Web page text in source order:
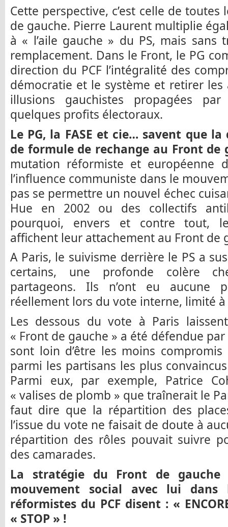
Cette perspective, c’est celle de
de gauche. Pierre Laurent multiplie
à « l’aile gauche » du PS, mais sans
remplacement. Dans le Front, le PG
direction du PCF l’intégralité des
démocratie et le système et retirer les
illusions gauchistes propagées
quelques profits électoraux.
Le PG, la FASE et cie… savent que la
de formule de rechange au Front de
mutation réformiste et européenne
l’influence communiste dans le
pas se permettre un nouvel échec
Hue en 2002 ou des collectifs
pourquoi, envers et contre tout,
affichent leur attachement au Front de
A Paris, le suivisme derrière le PS a
certains, une profonde colère
partageons. Ils n’ont eu aucune
réellement lors du vote interne, limité
Les dessous du vote à Paris
« Front de gauche » a été défendue
sont loin d’être les moins
parmi les partisans les plus
Parmi eux, par exemple, Patrice
« valises de plomb » que traînerait le
faut dire que la répartition des
l’issue du vote ne faisait de doute à
répartition des rôles pouvait suivre
des camarades.
La stratégie du Front de
mouvement social avec lui dans
réformistes du PCF disent : «
« STOP » !